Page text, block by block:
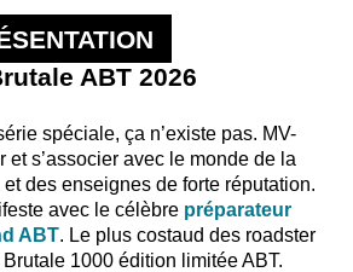
ABT 2026
spéciale, ça n’existe pas. MV-
et s’associer avec le monde de la
des enseignes de forte réputation.
avec le célèbre préparateur
ABT. Le plus costaud des roadster
1000 édition limitée ABT.